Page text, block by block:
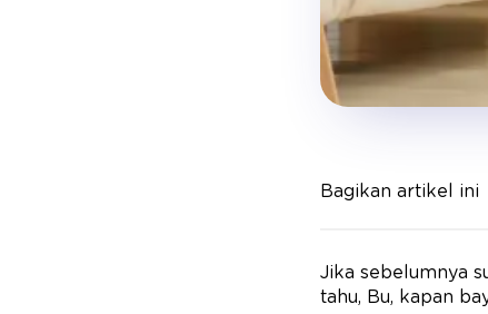
Bagikan artikel ini
Jika sebelumnya
tahu, Bu, kapan